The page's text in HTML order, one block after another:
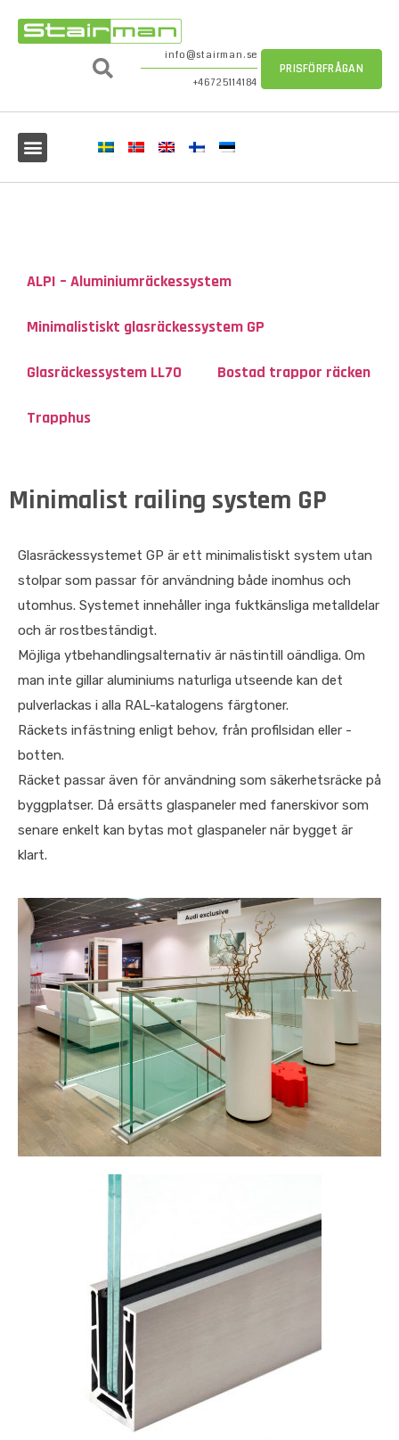
info@stairman.se
+46725114184
PRISFÖRFRÅGAN
ALPI – Aluminiumräckessystem
Minimalistiskt glasräckessystem GP
Glasräckessystem LL70 Bostad trappor räcken
Trapphus
Minimalist railing system GP
Glasräckessystemet GP är ett minimalistiskt system utan
stolpar som passar för användning både inomhus och
utomhus. Systemet innehåller inga fuktkänsliga metalldelar
och är rostbeständigt.
Möjliga ytbehandlingsalternativ är nästintill oändliga. Om
man inte gillar aluminiums naturliga utseende kan det
pulverlackas i alla RAL-katalogens färgtoner.
Räckets infästning enligt behov, från profilsidan eller -
botten.
Räcket passar även för användning som säkerhetsräcke på
byggplatser. Då ersätts glaspaneler med fanerskivor som
senare enkelt kan bytas mot glaspaneler när bygget är
klart.